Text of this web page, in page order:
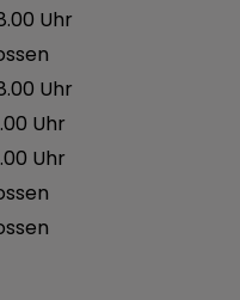
Uhr
Uhr
Uhr
Uhr